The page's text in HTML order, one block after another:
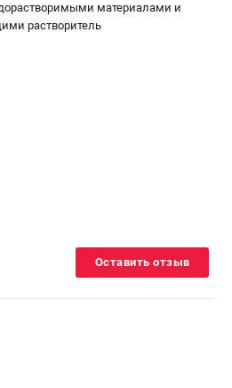
ЗАПЧАСТЕЙ
| +7 (8112) 59-10-67
материалами и
растворитель
Оставить отзыв